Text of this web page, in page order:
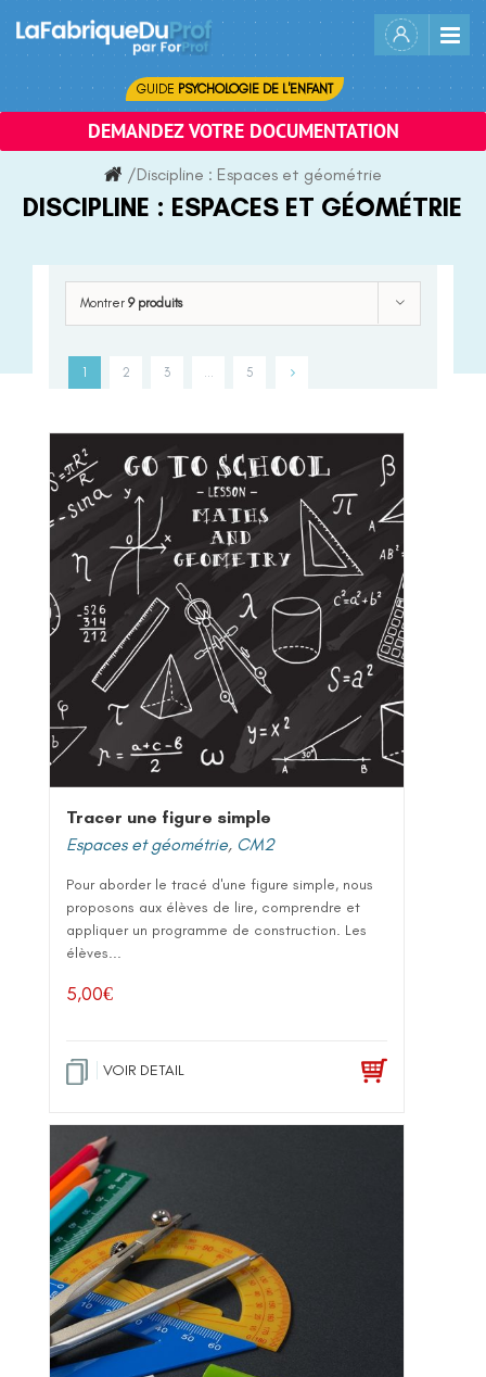
content
GUIDE PSYCHOLOGIE DE L'ENFANT
DEMANDEZ VOTRE DOCUMENTATION
/Discipline : Espaces et géométrie
DISCIPLINE : ESPACES ET GÉOMÉTRIE
Montrer 9 produits
1 2 3 5
Tracer une figure simple
Espaces et géométrie, CM2
Pour aborder le tracé d'une figure simple, nous
proposons aux élèves de lire, comprendre et
appliquer un programme de construction. Les
élèves...
5,00€
VOIR DETAIL